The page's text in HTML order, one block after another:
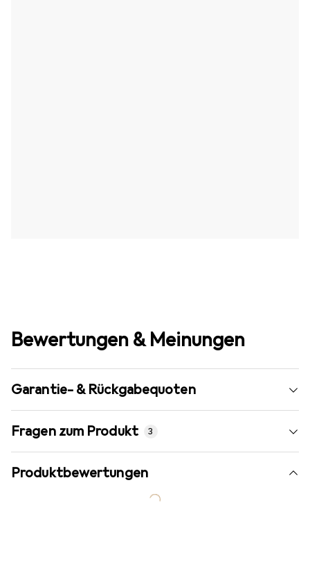
Bewertungen & Meinungen
Garantie- & Rückgabequoten
Fragen zum Produkt 3
Produktbewertungen